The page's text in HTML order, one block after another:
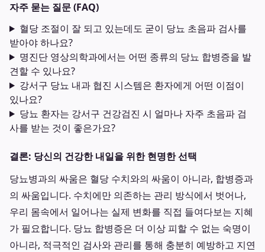
자주 묻는 질문 (FAQ)
혈당 조절이 잘 되고 있는데도 굳이 당뇨 초음파 검사를
받아야 하나요?
명진단 영상의학과에서는 어떤 종류의 당뇨 합병증을 발
견할 수 있나요?
강서구 당뇨 내과 협진 시스템은 환자에게 어떤 이점이
있나요?
당뇨 환자는 강서구 건강검진 시 얼마나 자주 초음파 검
사를 받는 것이 좋은가요?
결론: 당신의 건강한 내일을 위한 현명한 선택
당뇨병과의 싸움은 혈당 수치와의 싸움이 아니라, 합병증과
의 싸움입니다. 수치에만 의존하는 관리 방식에서 벗어나,
우리 몸속에서 일어나는 실제 변화를 직접 들여다보는 지혜
가 필요합니다. 당뇨 합병증은 더 이상 피할 수 없는 숙명이
아니라, 적극적인 검사와 관리를 통해 충분히 예방하고 지연